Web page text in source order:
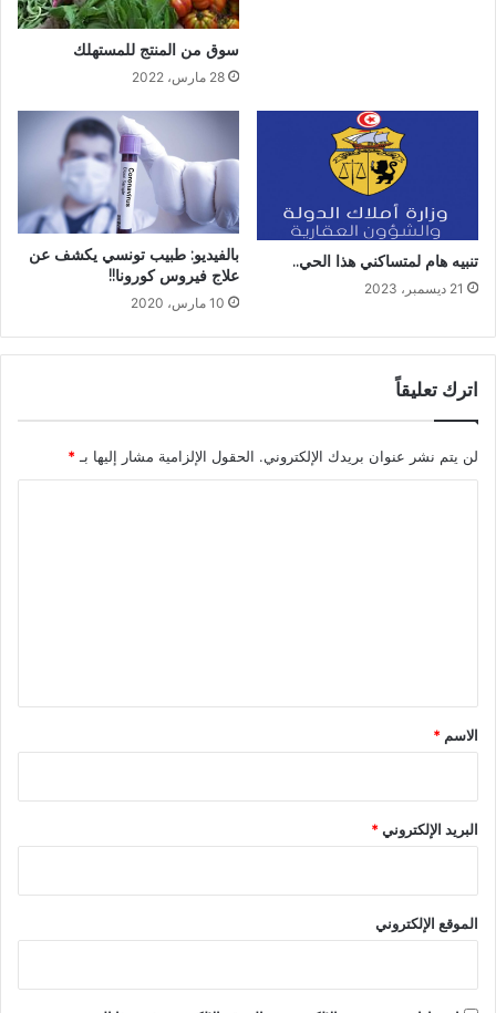
سوق من المنتج للمستهلك
28 مارس، 2022
تنبيه هام لمتساكني هذا الحي..
21 ديسمبر، 2023
بالفيديو: طبيب تونسي يكشف عن
علاج فيروس كورونا!!
10 مارس، 2020
اترك تعليقاً
لن يتم نشر عنوان بريدك الإلكتروني. الحقول الإلزامية مشار إليها بـ*
*
الاسم *
البريد الإلكتروني*
الموقع الإلكتروني